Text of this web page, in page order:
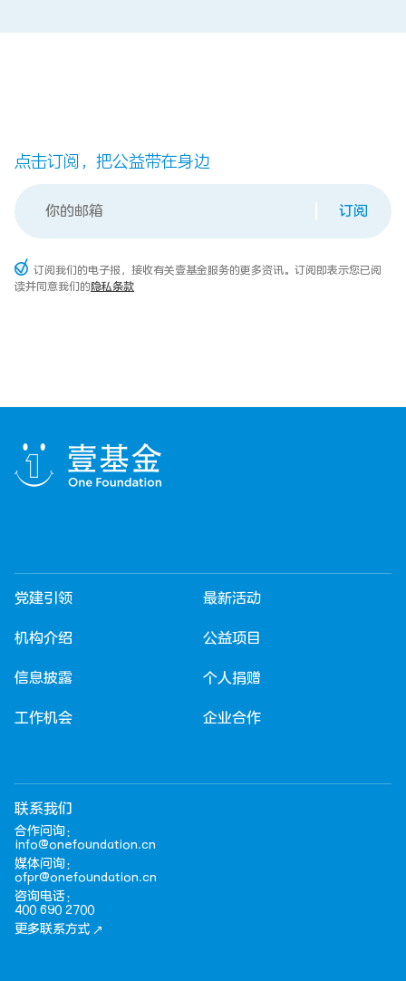
点击订阅，把公益带在身边
订阅
订阅我们的电子报，接收有关壹基金服务的更多资讯。订阅即表示您已阅
读并同意我们的隐私条款
党建引领
机构介绍
信息披露
工作机会
最新活动
公益项目
个人捐赠
企业合作
联系我们
合作问询：
info@onefoundation.cn
媒体问询：
ofpr@onefoundation.cn
咨询电话：
400 690 2700
更多联系方式